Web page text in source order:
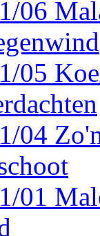
06
05
04
01